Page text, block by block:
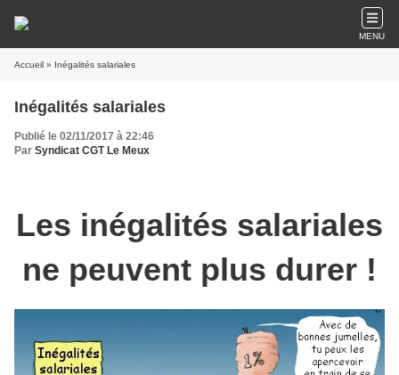
MENU
Accueil » Inégalités salariales
Inégalités salariales
Publié le 02/11/2017 à 22:46
Par Syndicat CGT Le Meux
Les inégalités salariales
ne peuvent plus durer !